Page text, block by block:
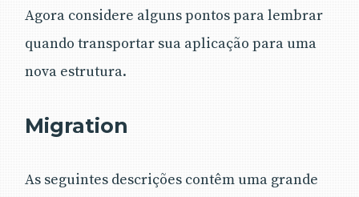
Agora considere alguns pontos para lembrar
quando transportar sua aplicação para uma
nova estrutura.
Migration
As seguintes descrições contêm uma grande